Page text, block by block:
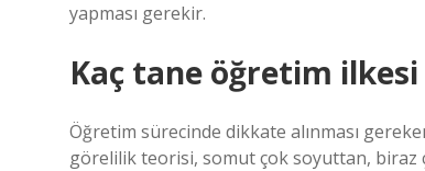
yapması gerekir.
Kaç tane öğretim ilkesi
Öğretim sürecinde dikkate alınması
görelilik teorisi, somut çok soyuttan, biraz